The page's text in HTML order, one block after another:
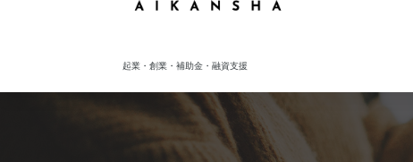
起業・創業・補助金・融資支援